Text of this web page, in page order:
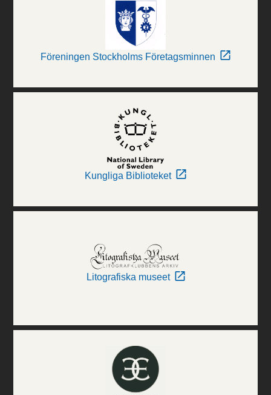
Föreningen Stockholms Företagsminnen
Kungliga Biblioteket
Litografiska museet